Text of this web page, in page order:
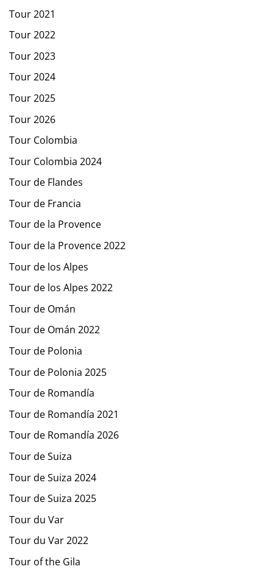
Tour 2021
Tour 2022
Tour 2023
Tour 2024
Tour 2025
Tour 2026
Tour Colombia
Tour Colombia 2024
Tour de Flandes
Tour de Francia
Tour de la Provence
Tour de la Provence 2022
Tour de los Alpes
Tour de los Alpes 2022
Tour de Omán
Tour de Omán 2022
Tour de Polonia
Tour de Polonia 2025
Tour de Romandía
Tour de Romandía 2021
Tour de Romandía 2026
Tour de Suiza
Tour de Suiza 2024
Tour de Suiza 2025
Tour du Var
Tour du Var 2022
Tour of the Gila